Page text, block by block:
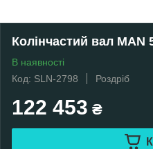
Колінчастий вал MAN
В наявності
Код: SLN-2798
Роздріб
122 453 ₴